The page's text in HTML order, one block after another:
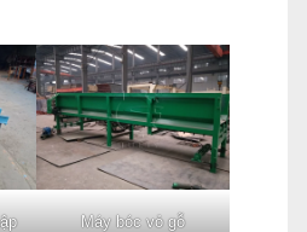
Máy bóc vỏ gỗ